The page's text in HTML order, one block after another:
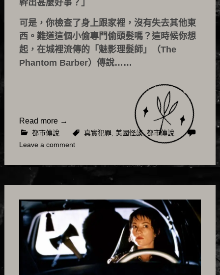
幹出甚麼好事？」
可是，你檢查了身上跟家裡，沒有失去其他東
西。難道這個小偷專門偷頭髮嗎？這時候你想
起，在城裡流傳的「魅影理髮師」（The
Phantom Barber）傳說……
Read more →
都市傳說 真實犯罪, 美國怪談,都市傳說
Leave a comment